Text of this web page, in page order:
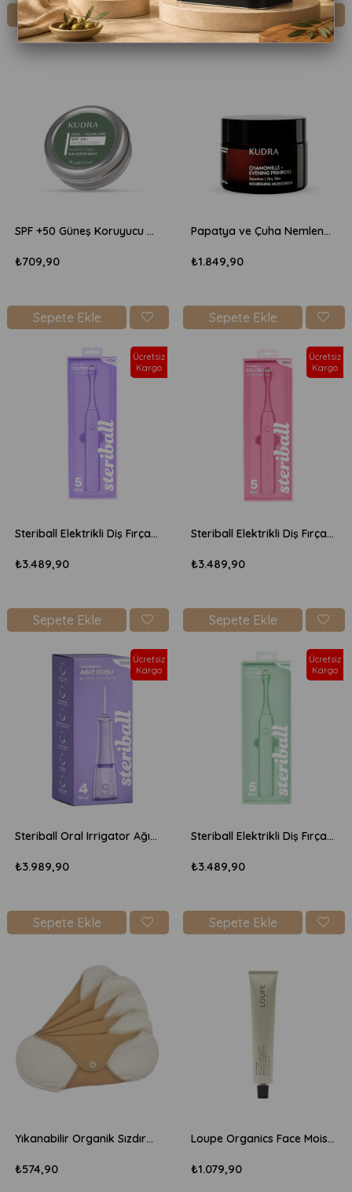
Sepete Ekle Sepete Ekle
SPF +50 Güneş Koruyucu Krem 30ml
₺709,90
Sepete Ekle
Papatya ve Çuha Nemlendirici Krem 50ml
₺1.849,90
Sepete Ekle
Steriball Elektrikli Diş Fırçası - Lila
₺3.489,90
Sepete Ekle
Ücretsiz
Kargo
Steriball Elektrikli Diş Fırçası - Pembe
₺3.489,90
Sepete Ekle
Ücretsiz
Kargo
Steriball Oral Irrigator Ağız Duşu - Lila
₺3.989,90
Sepete Ekle
Ücretsiz
Kargo
Steriball Elektrikli Diş Fırçası - Yeşil
₺3.489,90
Sepete Ekle
Ücretsiz
Kargo
Yıkanabilir Organik Sızdırmaz Ped 5'li - Normal Ten Rengi
₺574,90
Loupe Organics Face Moisturizer 50ml - Nemlendirici Yüz Kremi
₺1.079,90